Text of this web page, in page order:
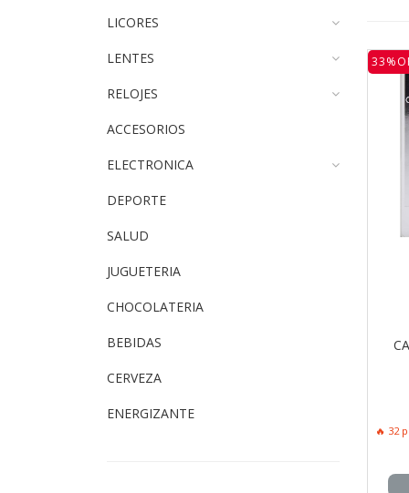
🔥 32
LICORES
LENTES
RELOJES
ACCESORIOS
ELECTRONICA
DEPORTE
SALUD
JUGUETERIA
CHOCOLATERIA
BEBIDAS
CERVEZA
ENERGIZANTE